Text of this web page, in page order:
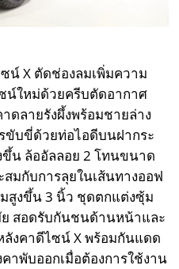
น์ X ตัดช่องลมเพิ่มความ
น์ใหม่ด้วยครีบตัดอากาศ
ลายรังผึ้งพร้อมชายล่าง
ขับขี่ด้วยท่อไอดีบนฝากระ
น ล้ออัลลอย 2 โทนขนาด
สมกับการลุยในเส้นทางออฟ
สูงขึ้น 3 นิ้ว ชุดตกแต่งซุ้ม
สอดรับกันชนด้านหน้าและ
ลังคาดีไซน์ X พร้อมกันแดด
าพับออกเมื่อต้องการใช้งาน